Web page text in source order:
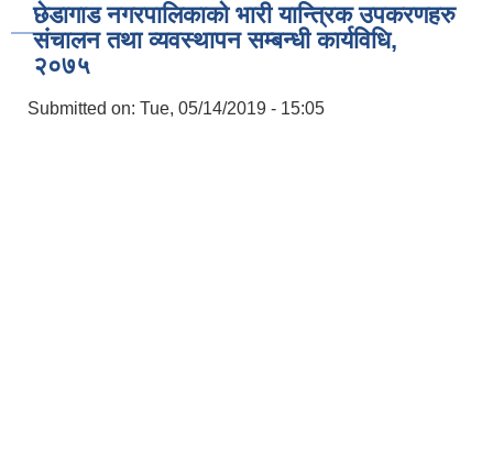
छेडागाड नगरपालिकाको भारी यान्त्रिक उपकरणहरु
संचालन तथा व्यवस्थापन सम्बन्धी कार्यविधि,
२०७५
Submitted on: Tue, 05/14/2019 - 15:05